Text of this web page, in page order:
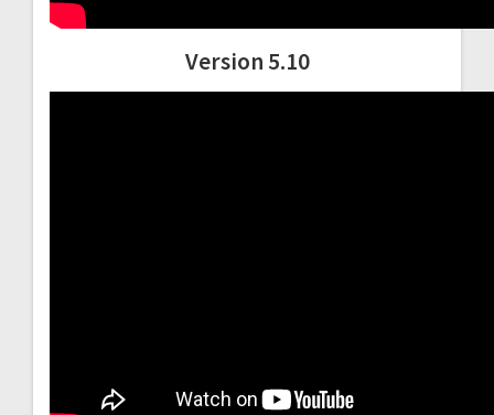
Version 5.10